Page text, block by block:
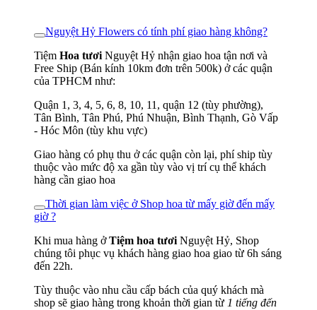
Nguyệt Hỷ Flowers có tính phí giao hàng không?
Tiệm Hoa tươi Nguyệt Hỷ nhận giao hoa tận nơi và
Free Ship (Bán kính 10km đơn trên 500k) ở các quận
của TPHCM như:
Quận 1, 3, 4, 5, 6, 8, 10, 11, quận 12 (tùy phường),
Tân Bình, Tân Phú, Phú Nhuận, Bình Thạnh, Gò Vấp
- Hóc Môn (tùy khu vực)
Giao hàng có phụ thu ở các quận còn lại, phí ship tùy
thuộc vào mức độ xa gần tùy vào vị trí cụ thể khách
hàng cần giao hoa
Thời gian làm việc ở Shop hoa từ mấy giờ đến mấy
giờ ?
Khi mua hàng ởTiệm hoa tươi Nguyệt Hỷ, Shop
chúng tôi phục vụ khách hàng giao hoa giao từ 6h sáng
đến 22h.
Tùy thuộc vào nhu cầu cấp bách của quý khách mà
shop sẽ giao hàng trong khoản thời gian từ 1 tiếng đến